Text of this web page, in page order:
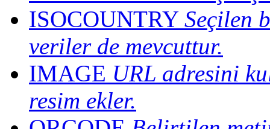
ISOCOUNTRY Seçilen
veriler de mevcuttur.
IMAGE URL adresini
resim ekler.